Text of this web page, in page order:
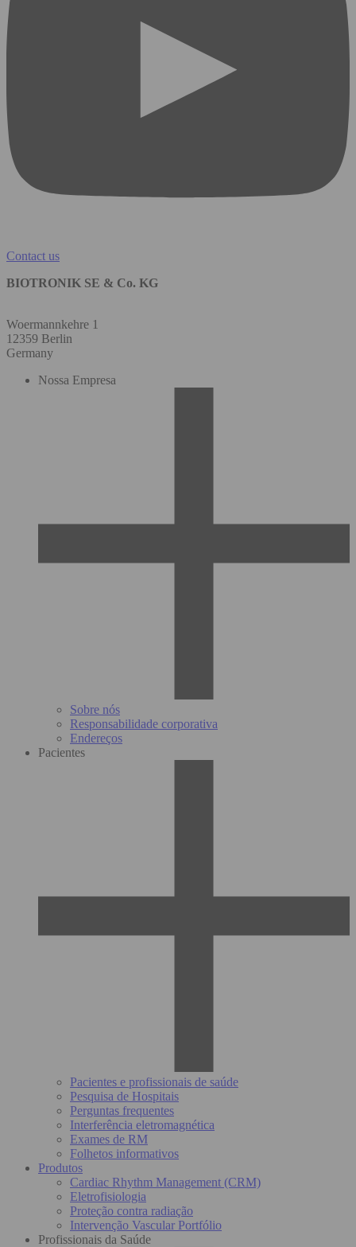
Contact us
BIOTRONIK SE & Co. KG
Woermannkehre 1
12359 Berlin
Germany
Nossa Empresa
Sobre nós
Responsabilidade corporativa
Endereços
Pacientes
Pacientes e profissionais de saúde
Pesquisa de Hospitais
Perguntas frequentes
Interferência eletromagnética
Exames de RM
Folhetos informativos
Produtos
Cardiac Rhythm Management (CRM)
Eletrofisiologia
Proteção contra radiação
Intervenção Vascular Portfólio
Profissionais da Saúde